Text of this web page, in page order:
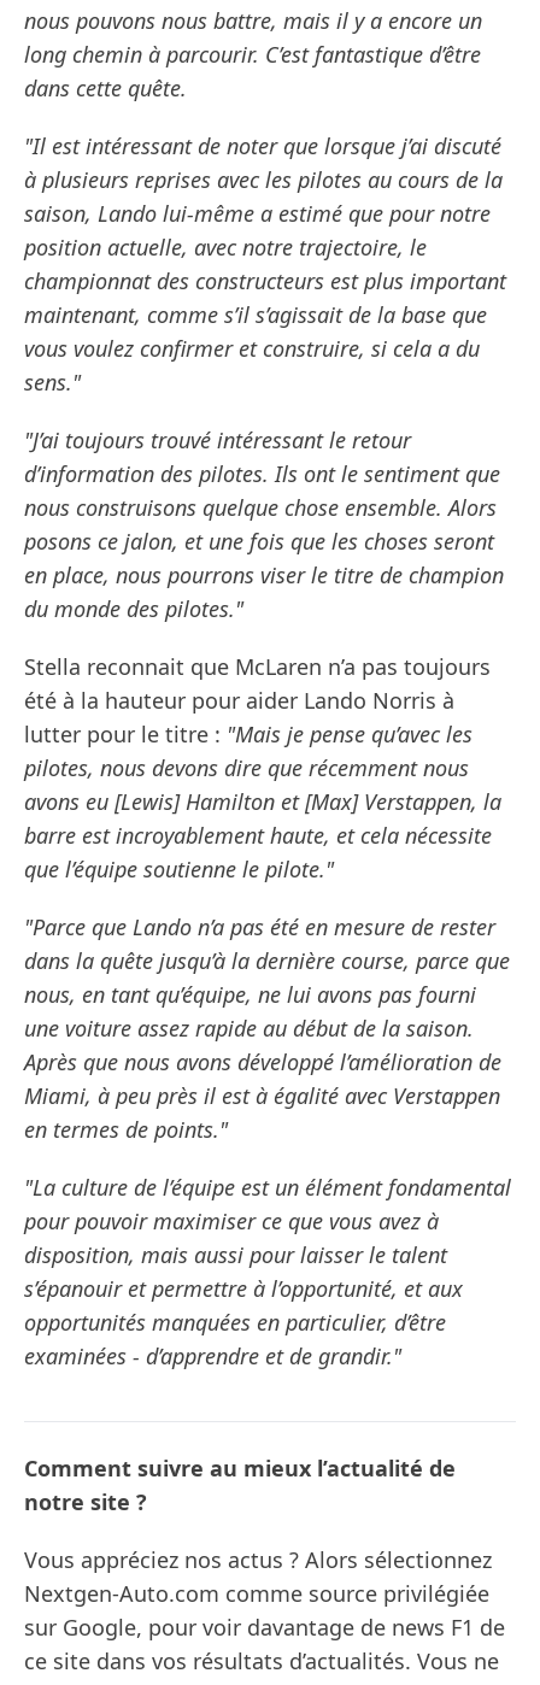
nous pouvons nous battre, mais il y a encore un
long chemin à parcourir. C’est fantastique d’être
dans cette quête.
"Il est intéressant de noter que lorsque j’ai discuté
à plusieurs reprises avec les pilotes au cours de la
saison, Lando lui-même a estimé que pour notre
position actuelle, avec notre trajectoire, le
championnat des constructeurs est plus important
maintenant, comme s’il s’agissait de la base que
vous voulez confirmer et construire, si cela a du
sens."
"J’ai toujours trouvé intéressant le retour
d’information des pilotes. Ils ont le sentiment que
nous construisons quelque chose ensemble. Alors
posons ce jalon, et une fois que les choses seront
en place, nous pourrons viser le titre de champion
du monde des pilotes."
Stella reconnait que McLaren n’a pas toujours
été à la hauteur pour aider Lando Norris à
lutter pour le titre : "Mais je pense qu’avec les
pilotes, nous devons dire que récemment nous
avons eu [Lewis] Hamilton et [Max] Verstappen, la
barre est incroyablement haute, et cela nécessite
que l’équipe soutienne le pilote."
"Parce que Lando n’a pas été en mesure de rester
dans la quête jusqu’à la dernière course, parce que
nous, en tant qu’équipe, ne lui avons pas fourni
une voiture assez rapide au début de la saison.
Après que nous avons développé l’amélioration de
Miami, à peu près il est à égalité avec Verstappen
en termes de points."
"La culture de l’équipe est un élément fondamental
pour pouvoir maximiser ce que vous avez à
disposition, mais aussi pour laisser le talent
s’épanouir et permettre à l’opportunité, et aux
opportunités manquées en particulier, d’être
examinées - d’apprendre et de grandir."
Comment suivre au mieux l’actualité de
notre site ?
Vous appréciez nos actus ? Alors sélectionnez
Nextgen-Auto.com comme source privilégiée
sur Google, pour voir davantage de news F1 de
ce site dans vos résultats d’actualités. Vous ne